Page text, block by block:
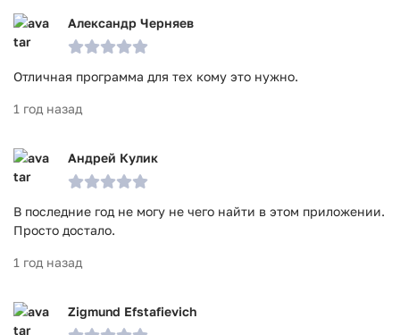
Александр Черняев
Отличная программа для тех кому это нужно.
1 год назад
Андрей Кулик
В последние год не могу не чего найти в этом приложении.
Просто достало.
1 год назад
Zigmund Efstafievich